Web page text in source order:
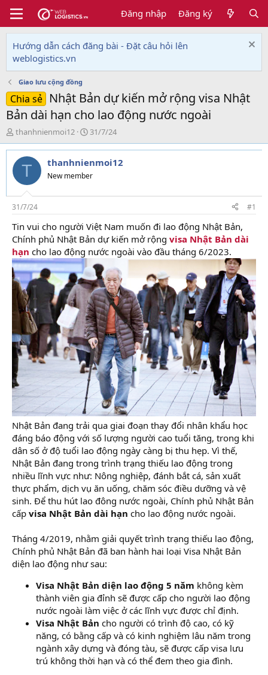
Đăng nhập Đăng ký
Hướng dẫn cách đăng bài - Đặt câu hỏi lên
weblogistics.vn
Giao lưu cộng đồng
Chia sẻ
Nhật Bản dự kiến mở rộng visa Nhật
Bản dài hạn cho lao động nước ngoài
T
h
r
e
d
s
t
a
r
t
e
r
thanhnienmoi12
N
g
à
y
g
i
31/7/24
T thanhnienmoi12
New member
31/7/24 #1
Tin vui cho người Việt Nam muốn đi lao động Nhật Bản,
Chính phủ Nhật Bản dự kiến mở rộng visa Nhật Bản dài
hạn cho lao động nước ngoài vào đầu tháng 6/2023.
Nhật Bản đang trải qua giai đoạn thay đổi nhân khẩu học
đáng báo động với số lượng người cao tuổi tăng, trong khi
dân số ở độ tuổi lao động ngày càng bị thu hẹp. Vì thế,
Nhật Bản đang trong trình trạng thiếu lao động trong
nhiều lĩnh vực như: Nông nghiệp, đánh bắt cá, sản xuất
thực phẩm, dịch vụ ăn uống, chăm sóc điều dưỡng và vệ
sinh. Để thu hút lao đông nước ngoài, Chính phủ Nhật Bản
cấp visa Nhật Bản dài hạn cho lao động nước ngoài.
Tháng 4/2019, nhằm giải quyết trình trạng thiếu lao động,
Chính phủ Nhật Bản đã ban hành hai loại Visa Nhật Bản
diện lao động như sau:
Visa Nhật Bản diện lao động 5 năm không kèm
thành viên gia đỉnh sẽ được cấp cho người lao động
nước ngoài làm việc ở các lĩnh vực được chỉ định.
Visa Nhật Bản cho người có trình độ cao, có kỹ
năng, có bằng cấp và có kinh nghiệm lâu năm trong
ngành xây dựng và đóng tàu, sẽ được cấp visa lưu
trú không thời hạn và có thể đem theo gia đình.